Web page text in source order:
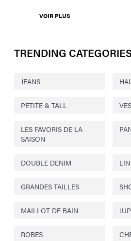
VOIR PLUS
TRENDING
JEANS
PETITE & TALL
LES FAVORIS DE LA
SAISON
DOUBLE DENIM LIN
GRANDES TAILLES
MAILLOT DE BAIN
ROBES